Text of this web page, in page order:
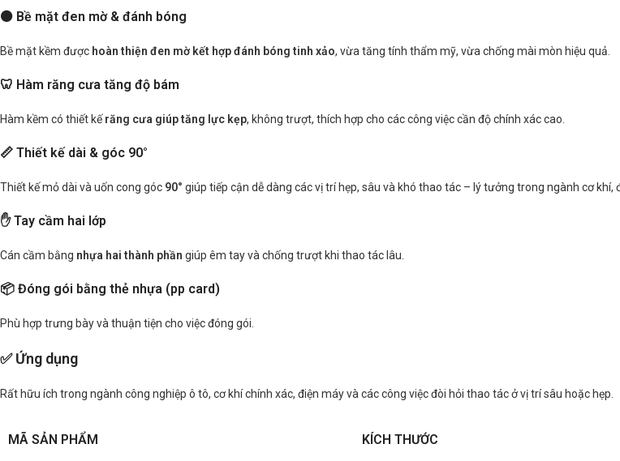
⚫ Bề mặt đen mờ & đánh bóng
Bề mặt kềm được hoàn thiện đen mờ kết hợp đánh bóng tinh xảo, vừa tăng tính thẩm mỹ, vừa chống mài mòn hiệu quả.
🦷 Hàm răng cưa tăng độ bám
Hàm kềm có thiết kếrăng cưa giúp tăng lực kẹp, không trượt, thích hợp cho các công việc cần độ chính xác cao.
📏 Thiết kế dài & góc 90°
Thiết kế mỏ dài và uốn cong góc 90° giúp tiếp cận dễ dàng các vị trí hẹp, sâu và khó thao tác – lý tưởng trong ngành cơ khí,
✋ Tay cầm hai lớp
Cán cầm bằng nhựa hai thành phần giúp êm tay và chống trượt khi thao tác lâu.
📦 Đóng gói bằng thẻ nhựa (pp card)
Phù hợp trưng bày và thuận tiện cho việc đóng gói.
✅ Ứng dụng
Rất hữu ích trong ngành công nghiệp ô tô, cơ khí chính xác, điện máy và các công việc đòi hỏi thao tác ở vị trí sâu hoặc hẹp.
MÃ SẢN PHẨM KÍCH THƯỚC